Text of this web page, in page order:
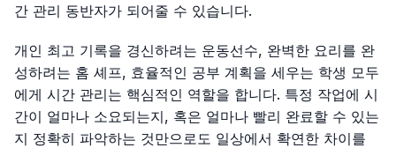
간 관리 동반자가 되어줄 수 있습니다.
개인 최고 기록을 경신하려는 운동선수, 완벽한 요리를 완
성하려는 홈 셰프, 효율적인 공부 계획을 세우는 학생 모두
에게 시간 관리는 핵심적인 역할을 합니다. 특정 작업에 시
간이 얼마나 소요되는지, 혹은 얼마나 빨리 완료할 수 있는
지 정확히 파악하는 것만으로도 일상에서 확연한 차이를